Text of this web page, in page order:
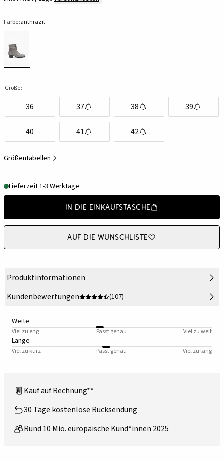
Farbe:anthrazit
Größe:
36 37 38 39
40 41 42
Größentabellen
Lieferzeit 1-3 Werktage
In die Einkaufstasche
Auf die Wunschliste
Produktinformationen
Kundenbewertungen
(107)
Weite
Viel zu eng Passt genau Viel zu weit
Länge
Viel zu kurz Passt genau Viel zu lang
Kauf auf Rechnung**
30 Tage kostenlose Rücksendung
Rund 10 Mio. europäische Kund*innen 2025